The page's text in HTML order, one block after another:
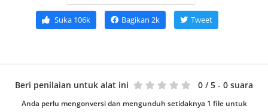
Suka106k Bagikan 2k Tweet
Beri penilaian untuk alat ini 0 / 5 - 0 suara
Anda perlu mengonversi dan mengunduh setidaknya 1 file untuk